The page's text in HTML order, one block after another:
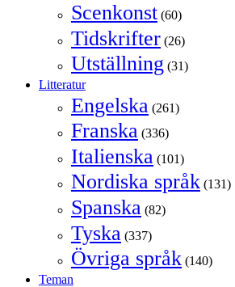
Scenkonst (60)
Tidskrifter (26)
Utställning (31)
Litteratur
Engelska (261)
Franska (336)
Italienska (101)
Nordiska språk (131)
Spanska (82)
Tyska (337)
Övriga språk (140)
Teman